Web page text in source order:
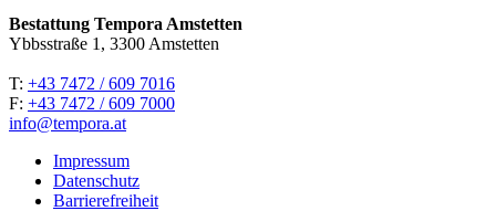
Bestattung Tempora Amstetten
Ybbsstraße 1, 3300 Amstetten
T: +43 7472 / 609 7016
F: +43 7472 / 609 7000
info@tempora.at
Impressum
Datenschutz
Barrierefreiheit